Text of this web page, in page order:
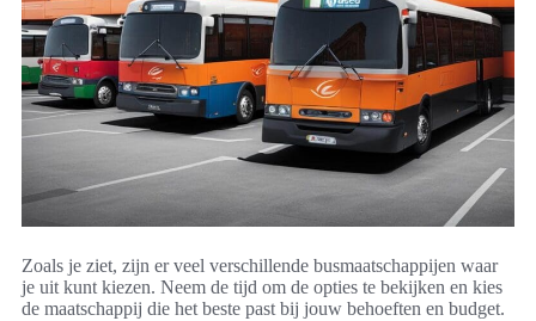
Zoals je ziet, zijn er veel verschillende busmaatschappijen waar
je uit kunt kiezen. Neem de tijd om de opties te bekijken en kies
de maatschappij die het beste past bij jouw behoeften en budget.